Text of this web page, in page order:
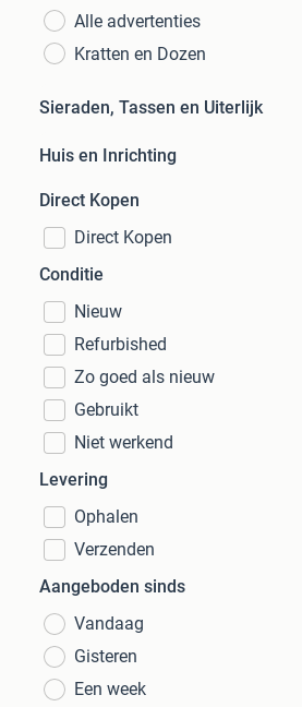
Alle advertenties
Kratten en Dozen
Sieraden, Tassen en Uiterlijk
Huis en Inrichting
Direct Kopen
Direct Kopen
Conditie
Nieuw
Refurbished
Zo goed als nieuw
Gebruikt
Niet werkend
Levering
Ophalen
Verzenden
Aangeboden sinds
Vandaag
Gisteren
Een week